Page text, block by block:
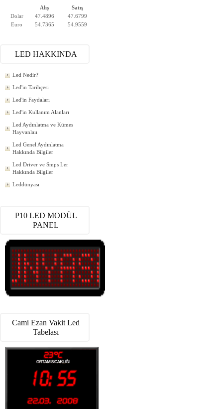
Alış
Satış
Dolar
47.4896
47.6799
Euro
54.7365 54.9559
LED HAKKINDA
Led Nedir?
Led'in Tarihçesi
Led'in Faydaları
Led'in Kullanım Alanları
Led Aydınlatma ve Kümes
Hayvanlaıı
Led Genel Aydınlatma
Hakkında Bilgiler
Led Driver ve Smps Ler
Hakkında Bilgiler
Leddünyası
P10 LED MODÜL
PANEL
Cami Ezan Vakit Led
Tabelası